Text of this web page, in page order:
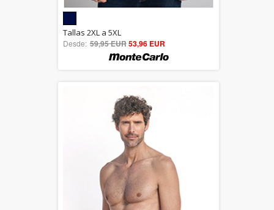
5.00
out of 5
Tallas 2XL a 5XL
Desde: 59,95 EUR53,96 EUR